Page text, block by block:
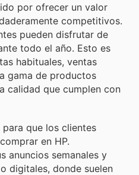
por ofrecer un valor
competitivos.
pueden disfrutar de
todo el año. Esto es
habituales, ventas
gama de productos
calidad que cumplen con
que los clientes
en HP.
anuncios semanales y
digitales, donde suelen